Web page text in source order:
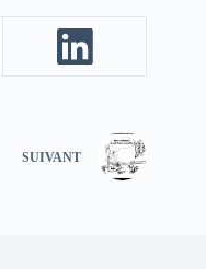
SUIVANT